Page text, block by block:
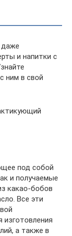
даже
и напитки с
ним в свой
под собой
и получаемые
какао-бобов
Все эти
а также в